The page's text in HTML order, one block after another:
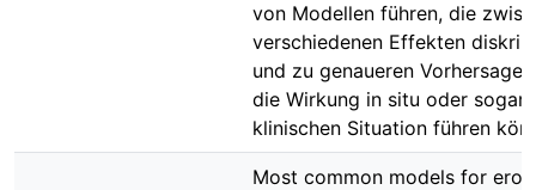
von Modellen führen, die
verschiedenen Effekten
und zu genaueren
die Wirkung in situ oder sogar
klinischen Situation führen
Most common models for